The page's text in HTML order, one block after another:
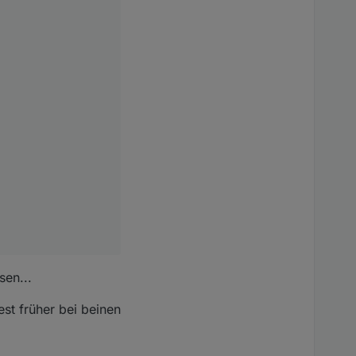
wird,
die Übersetzung
früher bei beinen